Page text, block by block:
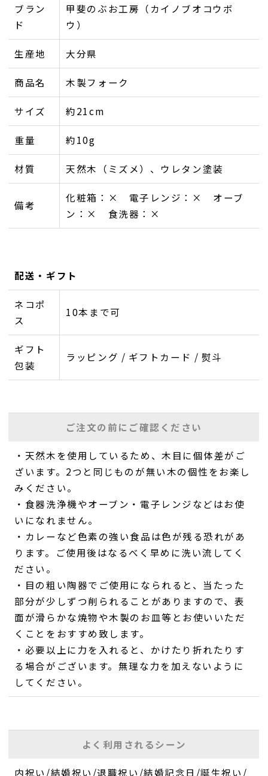
ブラン
ド
甲斐のぶお工房（カイノブオコウボ
ウ）
生産地 大分県
商品名 木製フォーク
サイズ 約21cm
重量 約10g
材質 天然木（ミズメ）、ウレタン塗装
備考
化粧箱：× 電子レンジ：× オーブ
ン：× 食洗器：×
配送・ギフト
ネコポ
ス
10本まで可
ギフト
包装
ラッピング / ギフトカード / 熨斗
ご注文の前にご確認ください
・天然木を使用しているため、木目に個体差がご
ざいます。2つと同じものが無い木の個性をお楽し
みください。
・食器洗浄機やオーブン・電子レンジなどはお使
いになれません。
・カレーなど色素の強い食品は色が残る恐れがあ
ります。ご使用後はなるべく早めに洗い流してく
ださい。
・目の粗い陶器でご使用になられると、当たった
部分が少しずつ削られることがありますので、表
面が滑らかな焼物や木製のお皿等とお使いいただ
くことをおすすめ致します。
・必要以上に力を入れると、かけたり折れたりす
る場合がございます。無理な力を加えないように
してください。
よく利用されるシーン
内祝い/結婚祝い/退職祝い/結婚記念日/誕生祝い/